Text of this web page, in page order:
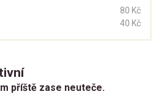
80 Kč
40 Kč
příště zase neuteče.